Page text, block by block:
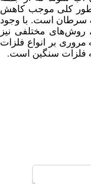
کلی موجب کاهش
سرطان است. با وجود
روش‌های مختلفی نیز
بر انواع فلزات
فلزات سنگین است.